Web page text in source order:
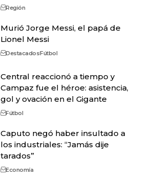
Región
Murió Jorge Messi, el papá de
Lionel Messi
DestacadosFútbol
Central reaccionó a tiempo y
Campaz fue el héroe: asistencia,
gol y ovación en el Gigante
Fútbol
Caputo negó haber insultado a
los industriales: “Jamás dije
tarados”
Economía